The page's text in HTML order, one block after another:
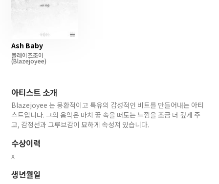
Ash Baby
블레이즈조이
(Blazejoyee)
아티스트 소개
Blazejoyee 는 몽환적이고 특유의 감성적인 비트를 만들어내는 아티
스트입니다. 그의 음악은 마치 꿈 속을 떠도는 느낌을 조금 더 깊게 주
고, 감정선과 그루브감이 묘하게 속성져 있습니다.
수상이력
x
생년월일